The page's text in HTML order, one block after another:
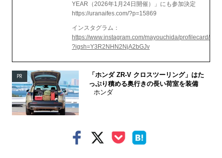
YEAR（2026年1月24日開催）」にも参加決定
https://uranaifes.com/?p=15869
インスタグラム：
https://www.instagram.com/mayouchida/profilecard/
?igsh=Y3R2NHN2NjA2bGJv
PR
「ホンダ ZR-V クロスツーリング」はた
っぷり積める奥行きの長い荷室を装備
ホンダ